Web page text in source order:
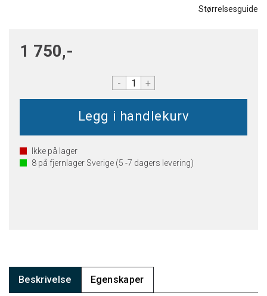
Størrelsesguide
1 750,-
- +
Ikke på lager
8 på fjernlager Sverige (5 -7 dagers levering)
Beskrivelse Egenskaper